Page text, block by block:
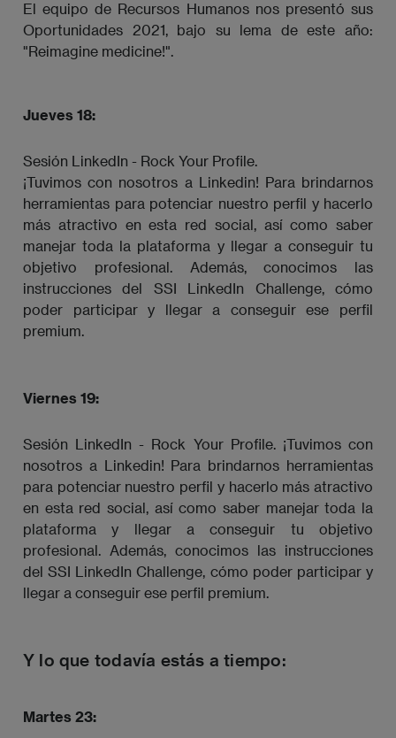
El equipo de Recursos Humanos nos presentó sus
Oportunidades 2021, bajo su lema de este año:
"Reimagine medicine!".
Jueves 18:
Sesión LinkedIn - Rock Your Profile.
¡Tuvimos con nosotros a Linkedin! Para brindarnos
herramientas para potenciar nuestro perfil y hacerlo
más atractivo en esta red social, así como saber
manejar toda la plataforma y llegar a conseguir tu
objetivo profesional. Además, conocimos las
instrucciones del SSI LinkedIn Challenge, cómo
poder participar y llegar a conseguir ese perfil
premium.
Viernes 19:
Sesión LinkedIn - Rock Your Profile. ¡Tuvimos con
nosotros a Linkedin! Para brindarnos herramientas
para potenciar nuestro perfil y hacerlo más atractivo
en esta red social, así como saber manejar toda la
plataforma y llegar a conseguir tu objetivo
profesional. Además, conocimos las instrucciones
del SSI LinkedIn Challenge, cómo poder participar y
llegar a conseguir ese perfil premium.
Y lo que todavía estás a tiempo:
Martes 23: